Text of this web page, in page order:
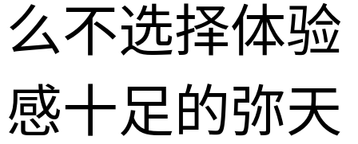
么不选择体验
感十足的弥天